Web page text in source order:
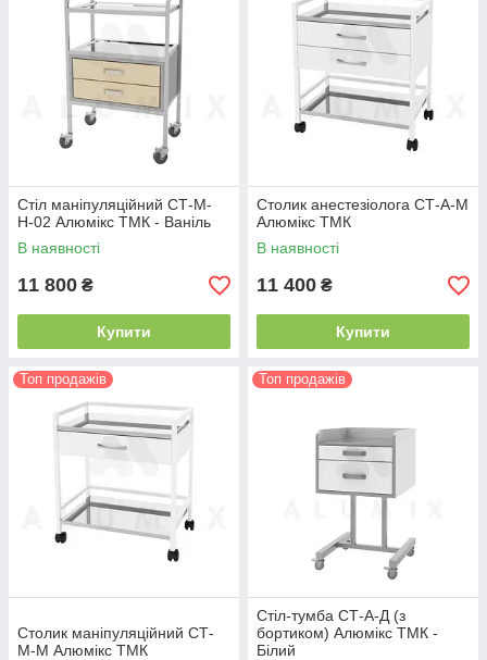
Стіл маніпуляційний СТ-М-
Н-02 Алюмікс ТМК - Ваніль
В наявності
11 800 ₴
Купити
Столик анестезіолога СТ-А-М
Алюмікс ТМК
В наявності
11 400 ₴
Купити
Топ продажів
Столик маніпуляційний СТ-
М-М Алюмікс ТМК
Топ продажів
Стіл-тумба СТ-А-Д (з
бортиком) Алюмікс ТМК -
Білий